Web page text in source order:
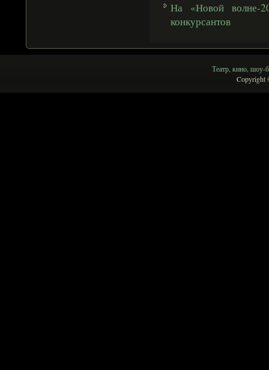
На «Новой волне-
конкурсантов
Театр, кино, шоу-
Copyright